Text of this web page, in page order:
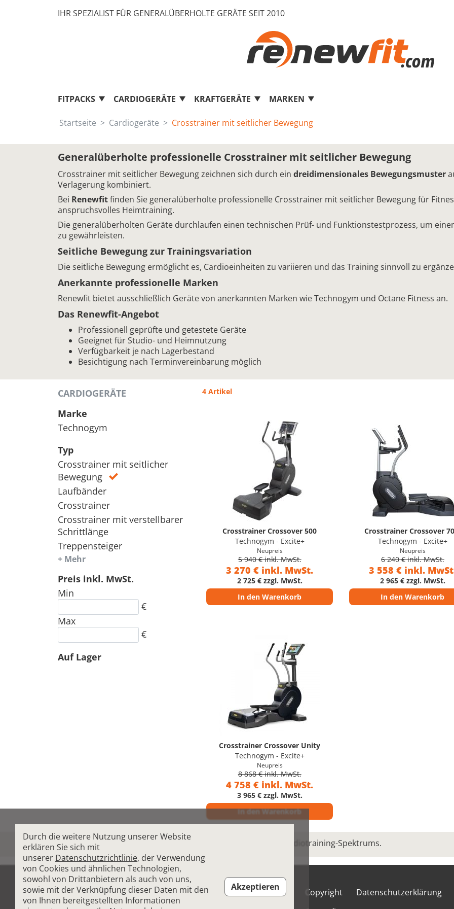
IHR SPEZIALIST FÜR GENERALÜBERHOLTE GERÄTE SEIT 2010
FITPACKS CARDIOGERÄTE KRAFTGERÄTE MARKEN
Startseite Cardiogeräte Crosstrainer mit seitlicher Bewegung
Generalüberholte professionelle Crosstrainer mit seitlicher Bewegung
Crosstrainer mit seitlicher Bewegung zeichnen sich durch ein dreidimensionales Bewegungsmuster
Verlagerung kombiniert.
Bei Renewfitfinden Sie generalüberholte professionelle Crosstrainer mit seitlicher Bewegung für
anspruchsvolles Heimtraining.
Die generalüberholten Geräte durchlaufen einen technischen Prüf- und Funktionstestprozess, um
zu gewährleisten.
Seitliche Bewegung zur Trainingsvariation
Die seitliche Bewegung ermöglicht es, Cardioeinheiten zu variieren und das Training sinnvoll zu
Anerkannte professionelle Marken
Renewfit bietet ausschließlich Geräte von anerkannten Marken wie Technogym und Octane Fitness an.
Das Renewfit-Angebot
Professionell geprüfte und getestete Geräte
Geeignet für Studio- und Heimnutzung
Verfügbarkeit je nach Lagerbestand
Besichtigung nach Terminvereinbarung möglich
CARDIOGERÄTE
Marke
Technogym
Typ
Laufbänder
Crosstrainer
Crosstrainer mit verstellbarer
Schrittlänge
Crosstrainer mit seitlicher
Bewegung
Treppensteiger
+ Mehr
Preis inkl. MwSt.
Min
€
Max
€
Auf Lager
4 Artikel
Crosstrainer Crossover 500
Technogym - Excite+
Neupreis
5 940 € inkl. MwSt.
3 270 € inkl. MwSt.
2 725 € zzgl. MwSt.
In den Warenkorb
Crosstrainer Crossover
Technogym - Excite+
Neupreis
6 240 € inkl. MwSt.
3 558 € inkl.
2 965 € zzgl. MwSt.
In den Warenkorb
Crosstrainer Crossover Unity
Technogym - Excite+
Neupreis
8 868 € inkl. MwSt.
4 758 € inkl. MwSt.
3 965 € zzgl. MwSt.
In den Warenkorb
Crosstrainer mit seitlicher Bewegung zur Erweiterung des Cardiotraining-Spektrums.
AGB Allgemeine Nutzungsbedingungen CE-Konformität Copyright
Datenschutzerklärung
Durch die weitere Nutzung unserer Website
erklären Sie sich mit
unserer Datenschutzrichtlinie, der Verwendung
von Cookies und ähnlichen Technologien,
sowohl von Drittanbietern als auch von uns,
sowie mit der Verknüpfung dieser Daten mit den
von Ihnen bereitgestellten Informationen
Akzeptieren